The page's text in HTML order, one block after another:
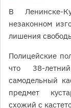
В Ленинске-
незаконном
лишения
Полицейские
что 38-
самодельный
предмет
схожий с